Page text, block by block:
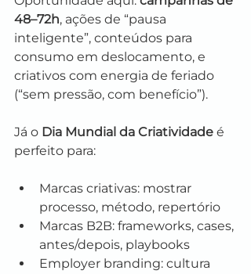
48–72h, ações de “pausa
inteligente”, conteúdos para
consumo em deslocamento, e
criativos com energia de feriado
(“sem pressão, com benefício”).
Já o Dia Mundial da Criatividade é
perfeito para:
Marcas criativas: mostrar
processo, método, repertório
Marcas B2B: frameworks, cases,
antes/depois, playbooks
Employer branding: cultura